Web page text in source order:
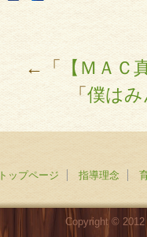
←「【ＭＡＣ
「僕は
トップページ 指導理念
Copyright ©